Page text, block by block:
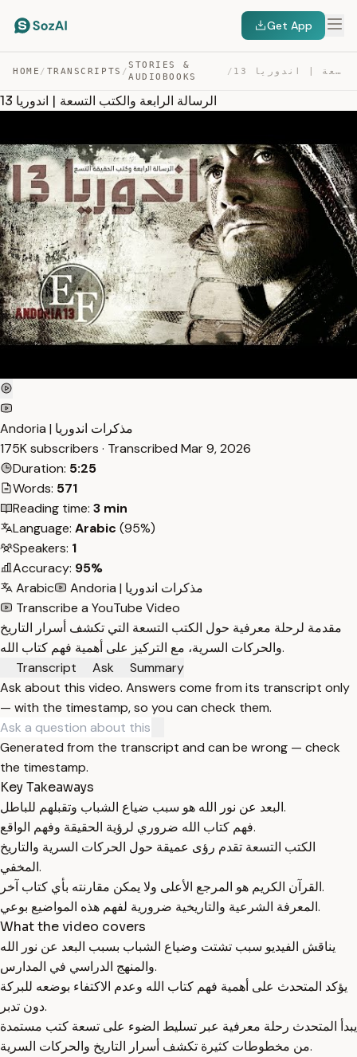
Get App
HOME / TRANSCRIPTS /
STORIES &
AUDIOBOOKS
/ الرسالة الرابعة والكتب التسعة | اندوريا 13 — TRANSCRIPT
الرسالة الرابعة والكتب التسعة | اندوريا 13
Andoria | مذكرات اندوريا
175K subscribers · Transcribed Mar 9, 2026
Duration: 5:25
Words: 571
Reading time: 3 min
Language: Arabic (95%)
Speakers: 1
Accuracy: 95%
Arabic
Andoria | مذكرات اندوريا
Transcribe a YouTube Video
مقدمة لرحلة معرفية حول الكتب التسعة التي تكشف أسرار التاريخ
والحركات السرية، مع التركيز على أهمية فهم كتاب الله.
Transcript
Ask
Summary
Ask about this video. Answers come from its transcript only
— with the timestamp, so you can check them.
Generated from the transcript and can be wrong — check
the timestamp.
Key Takeaways
البعد عن نور الله هو سبب ضياع الشباب وتقبلهم للباطل.
فهم كتاب الله ضروري لرؤية الحقيقة وفهم الواقع.
الكتب التسعة تقدم رؤى عميقة حول الحركات السرية والتاريخ
المخفي.
القرآن الكريم هو المرجع الأعلى ولا يمكن مقارنته بأي كتاب آخر.
المعرفة الشرعية والتاريخية ضرورية لفهم هذه المواضيع بوعي.
What the video covers
يناقش الفيديو سبب تشتت وضياع الشباب بسبب البعد عن نور الله
والمنهج الدراسي في المدارس.
يؤكد المتحدث على أهمية فهم كتاب الله وعدم الاكتفاء بوضعه للبركة
دون تدبر.
يبدأ المتحدث رحلة معرفية عبر تسليط الضوء على تسعة كتب مستمدة
من مخطوطات كثيرة تكشف أسرار التاريخ والحركات السرية.